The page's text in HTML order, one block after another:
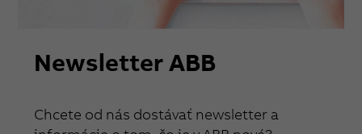
Newsletter ABB
Chcete od nás dostávať newsletter a